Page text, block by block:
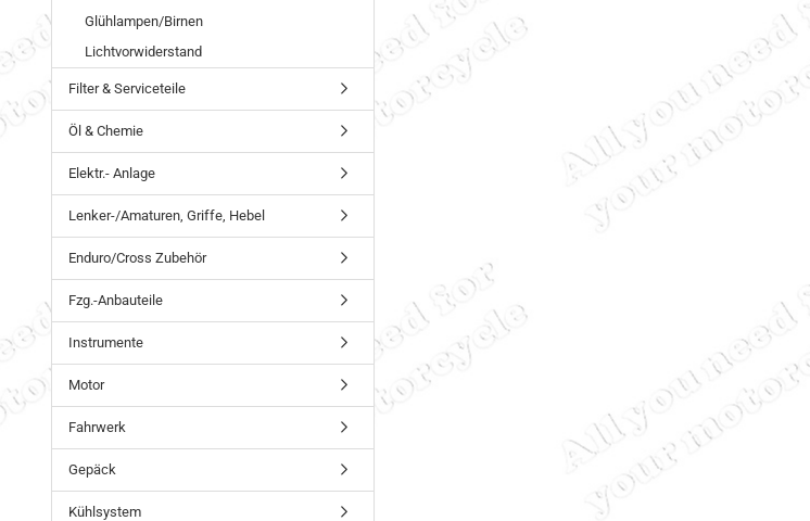
Glühlampen/Birnen
Lichtvorwiderstand
Filter & Serviceteile
Öl & Chemie
Elektr.- Anlage
Lenker-/Amaturen, Griffe, Hebel
Enduro/Cross Zubehör
Fzg.-Anbauteile
Instrumente
Motor
Fahrwerk
Gepäck
Kühlsystem